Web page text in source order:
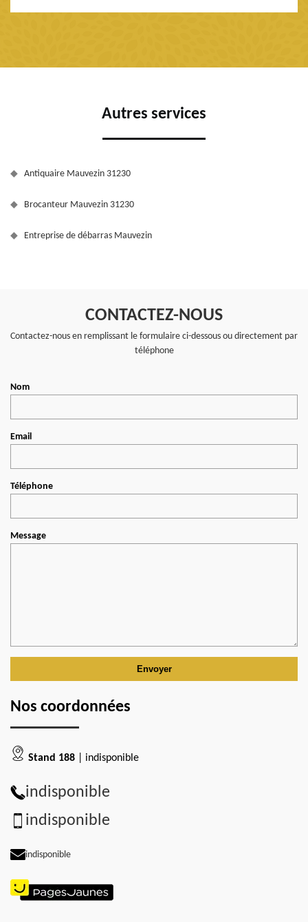
Autres services
Antiquaire Mauvezin 31230
Brocanteur Mauvezin 31230
Entreprise de débarras Mauvezin
CONTACTEZ-NOUS
Contactez-nous en remplissant le formulaire ci-dessous ou directement par
téléphone
Nom
Email
Téléphone
Message
Nos coordonnées
Stand 188 | indisponible
indisponible
indisponible
indisponible